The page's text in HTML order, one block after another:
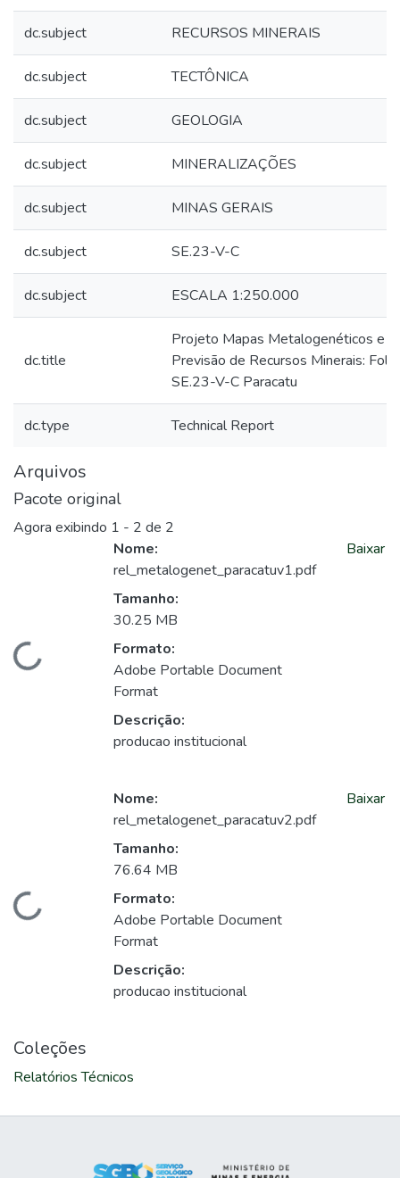
dc.subject RECURSOS MINERAIS
dc.subject TECTÔNICA
dc.subject GEOLOGIA
dc.subject MINERALIZAÇÕES
dc.subject MINAS GERAIS
dc.subject SE.23-V-C
dc.subject ESCALA 1:250.000
dc.title
Projeto Mapas Metalogenéticos e
Previsão de Recursos Minerais:
SE.23-V-C Paracatu
dc.type Technical Report
Arquivos
Pacote original
Agora exibindo 1 - 2 de 2
Carregando...
Nome:
rel_metalogenet_paracatuv1.pdf
Tamanho:
30.25 MB
Formato:
Adobe Portable Document
Format
Descrição:
producao institucional
Baixar
Carregando...
Nome:
rel_metalogenet_paracatuv2.pdf
Tamanho:
76.64 MB
Formato:
Adobe Portable Document
Format
Descrição:
producao institucional
Baixar
Coleções
Relatórios Técnicos